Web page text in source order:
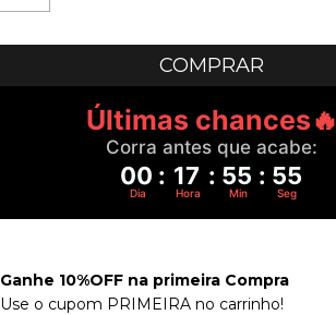
Últimas chances🔥
Corra antes que acabe:
00 : 17 : 55 : 54
Dia Hora Min Seg
Ganhe 10%OFF na primeira Compra
Use o cupom PRIMEIRA no carrinho!